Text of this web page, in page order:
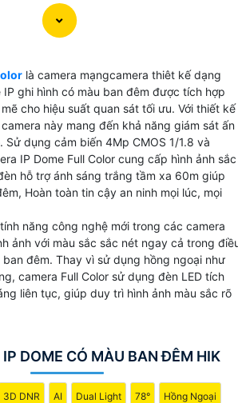
nhà hoặc ngoài trời. Với thiết kế
nghệ IP, camera này cho phép
sáng yếu.
và đèn led lên đến 30m, camera IP
quan sát rõ ràng ngay cả vào ban
thông minh cho phép bật đèn khi có
thiện chất lượng hình ảnh và tăng
thẻ nhớ MicroSD lên đến 512GB,
cách linh hoạt và tiện lợi. Chuẩn nén
không gian lưu trữ mà vẫn đảm
.
là camera mạngcamera thiêt kế dạng
ghi hình có màu ban đêm được tích hợp
cho hiệu suất quan sát tối ưu. Với thiết kế
này mang đến khả năng giám sát ấn
dụng cảm biến 4Mp CMOS 1/1.8 và
IP Dome Full Color cung cấp hình ảnh sắc
hỗ trợ ánh sáng trắng tầm xa 60m giúp
Hoàn toàn tin cậy an ninh mọi lúc, mọi
năng công nghệ mới trong các camera
ảnh với màu sắc sắc nét ngay cả trong
đêm. Thay vì sử dụng hồng ngoại như
camera Full Color sử dụng đèn LED tích
liên tục, giúp duy trì hình ảnh màu sắc rõ
DOME CÓ MÀU BAN ĐÊM HIK
3D DNR AI Dual Light 78° Hồng Ngoại